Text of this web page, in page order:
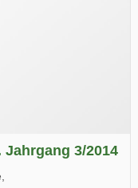
3/2014